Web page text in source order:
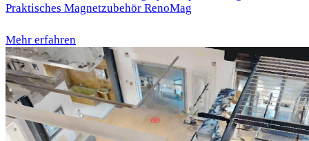
Praktisches Magnetzubehör RenoMag
Mehr erfahren